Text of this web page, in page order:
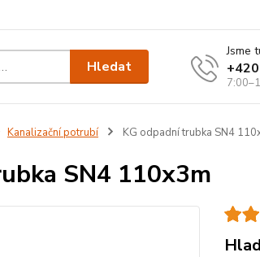
Hledat
Jsme
Kanalizační potrubí KG odpadní trubka SN4
SN4 110x3m